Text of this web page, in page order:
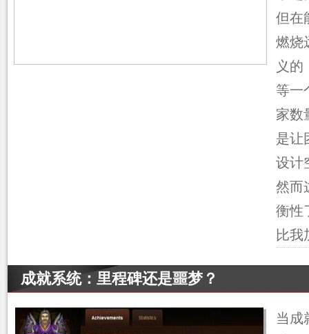
但在
燃烧
义
等一
家数
是让
设计
然而
衡性
比
成就系统：里程碑还是噩梦？
当成